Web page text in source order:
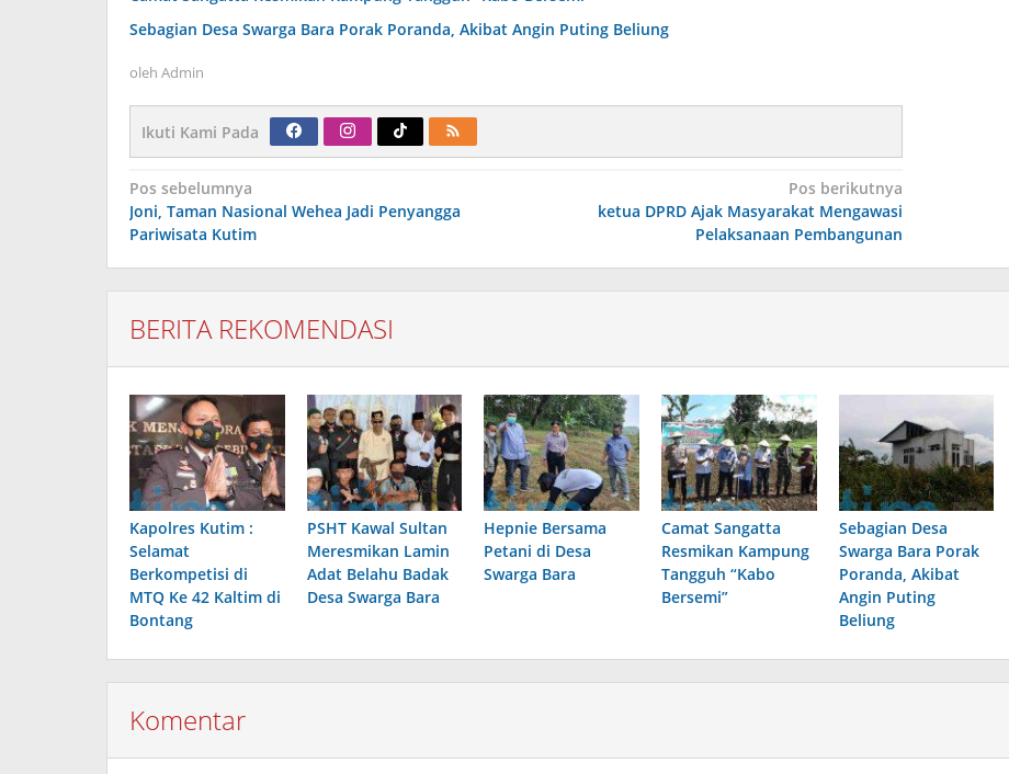
Sebagian Desa Swarga Bara Porak Poranda, Akibat Angin Puting Beliung
oleh Admin
Ikuti Kami Pada
Navigasi
pos
Pos sebelumnya
Joni, Taman Nasional Wehea Jadi Penyangga
Pariwisata Kutim
Pos berikutnya
ketua DPRD Ajak Masyarakat Mengawasi
Pelaksanaan Pembangunan
BERITA REKOMENDASI
Kapolres Kutim :
Selamat
Berkompetisi di
MTQ Ke 42 Kaltim di
Bontang
PSHT Kawal Sultan
Meresmikan Lamin
Adat Belahu Badak
Desa Swarga Bara
Hepnie Bersama
Petani di Desa
Swarga Bara
Camat Sangatta
Resmikan Kampung
Tangguh “Kabo
Bersemi”
Sebagian Desa
Swarga Bara Porak
Poranda, Akibat
Angin Puting
Beliung
Komentar